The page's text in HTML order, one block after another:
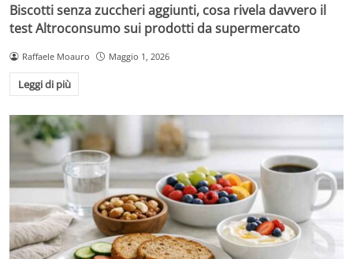
Biscotti senza zuccheri aggiunti, cosa rivela davvero il
test Altroconsumo sui prodotti da supermercato
Raffaele Moauro Maggio 1, 2026
Leggi di più